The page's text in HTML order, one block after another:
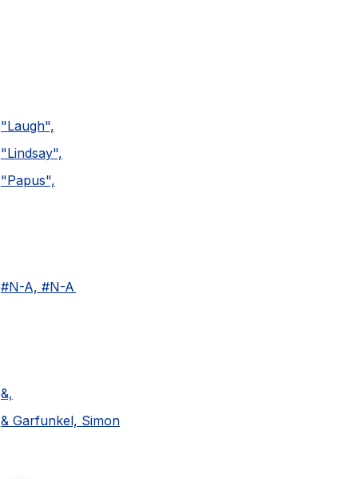
"Laugh",
"Lindsay",
"Papus",
#N-A, #N-A
&,
& Garfunkel, Simon